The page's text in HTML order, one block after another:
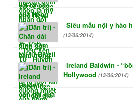
Siêu mẫu nội y hào
(13/06/2014)
Ireland Baldwin -
Hollywood (13/06/2014)